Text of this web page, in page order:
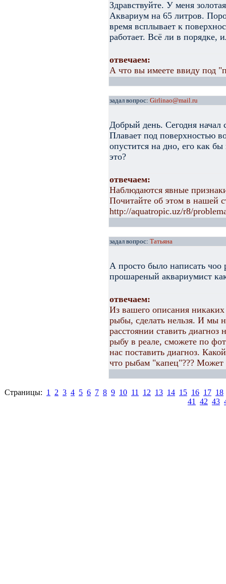
Здравствуйте. У меня
Аквариум на 65 литров.
время всплывает к
работает. Всё ли в порядке,
отвечаем:
А что вы имеете ввиду под
задал вопрос: Girlinao@mail.ru
Добрый день. Сегодня начал
Плавает под поверхностью
опустится на дно, его как
это?
отвечаем:
Наблюдаются явные
Почитайте об этом в нашей
http://aquatropic.uz/r8/
задал вопрос: Татьяна
А просто было написать чоо
прошареный аквариумист
отвечаем:
Из вашего описания
рыбы, сделать нельзя. И мы
расстоянии ставить
рыбу в реале, сможете по
нас поставить диагноз.
что рыбам "капец"??? Может
Страницы: 1 2 3 4 5 6 7 8 9 10 11 12 13 14 15 16 17 18
41
42 43